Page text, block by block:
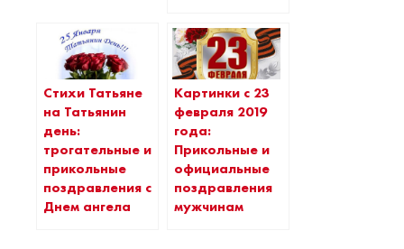
Стихи Татьяне
на Татьянин
день:
трогательные и
прикольные
поздравления с
Днем ангела
Картинки с 23
февраля 2019
года:
Прикольные и
официальные
поздравления
мужчинам